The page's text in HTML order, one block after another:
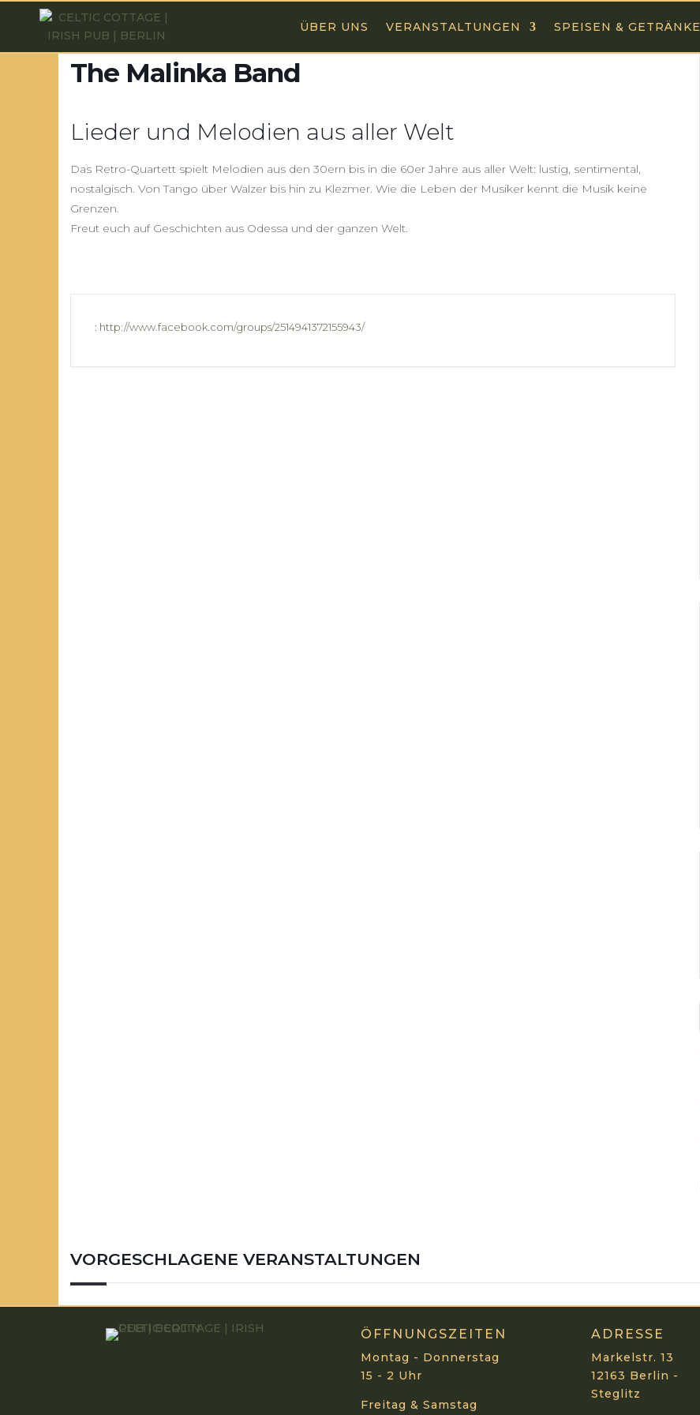
ÜBER UNS VERANSTALTUNGEN SPEISEN & GETRÄNKE
The Malinka Band
Lieder und Melodien aus aller Welt
Das Retro-Quartett spielt Melodien aus den 30ern bis in die 60er Jahre aus aller Welt: lustig, sentimental,
nostalgisch. Von Tango über Walzer bis hin zu Klezmer. Wie die Leben der Musiker kennt die Musik keine
Grenzen.
Freut euch auf Geschichten aus Odessa und der ganzen Welt.
: http://www.facebook.com/groups/2514941372155943/
VORGESCHLAGENE VERANSTALTUNGEN
ÖFFNUNGSZEITEN
Montag - Donnerstag
15 - 2 Uhr
Freitag & Samstag
ADRESSE
Markelstr. 13
12163 Berlin -
Steglitz